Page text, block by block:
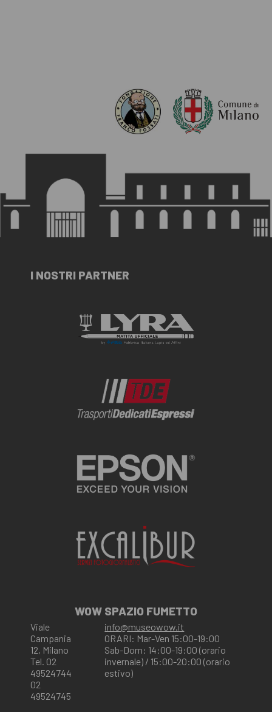
I NOSTRI PARTNER
WOW SPAZIO FUMETTO
Viale
Campania
12, Milano
Tel. 02
49524744
02
49524745
info@museowow.it
ORARI: Mar-Ven 15:00-19:00
Sab-Dom: 14:00-19:00 (orario
invernale) / 15:00-20:00 (orario
estivo)